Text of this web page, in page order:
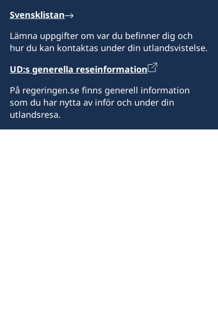
Språk: turkiska, engelska och franska.
Honorärkonsul
Feyzi Kaya
regel stängt. Ring innan du beger dig dit.
Språk: turkiska och engelska
Honorärkonsul
Başak Akıncı
Svensklistan
Lämna uppgifter om var du befinner dig och
hur du kan kontaktas under din utlandsvistelse.
UD:s generella reseinformation
På regeringen.se finns generell information
som du har nytta av inför och under din
utlandsresa.